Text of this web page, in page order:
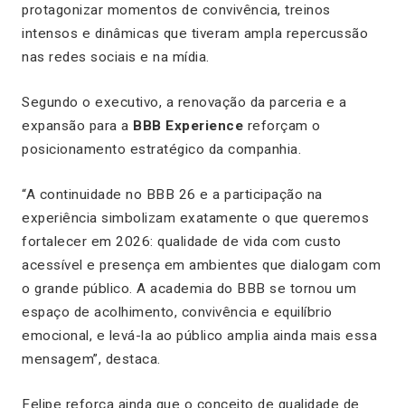
protagonizar momentos de convivência, treinos
intensos e dinâmicas que tiveram ampla repercussão
nas redes sociais e na mídia.
Segundo o executivo, a renovação da parceria e a
expansão para a BBB Experience reforçam o
posicionamento estratégico da companhia.
“A continuidade no BBB 26 e a participação na
experiência simbolizam exatamente o que queremos
fortalecer em 2026: qualidade de vida com custo
acessível e presença em ambientes que dialogam com
o grande público. A academia do BBB se tornou um
espaço de acolhimento, convivência e equilíbrio
emocional, e levá-la ao público amplia ainda mais essa
mensagem”, destaca.
Felipe reforça ainda que o conceito de qualidade de